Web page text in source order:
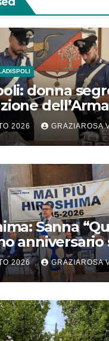
donna
dell’Arma
2026 GRAZIAROSA
Sanna
anniversario
per tutti”
2026 GRAZIAROSA